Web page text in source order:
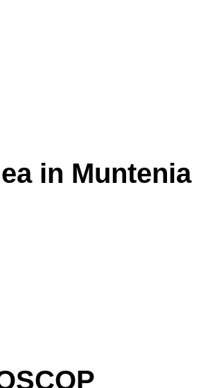
in Muntenia